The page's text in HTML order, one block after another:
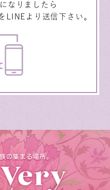
なりましたら
LINEより送信下さい。